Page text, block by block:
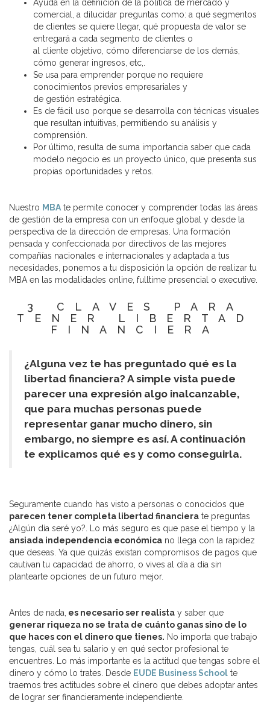
Ayuda en la definición de la política de mercado y
comercial, a dilucidar preguntas como: a qué segmentos
de clientes se quiere llegar, qué propuesta de valor se
entregará a cada segmento de clientes o
al cliente objetivo, cómo diferenciarse de los demás,
cómo generar ingresos, etc,.
Se usa para emprender porque no requiere
conocimientos previos empresariales y
de gestión estratégica.
Es de fácil uso porque se desarrolla con técnicas visuales
que resultan intuitivas, permitiendo su análisis y
comprensión.
Por último, resulta de suma importancia saber que cada
modelo negocio es un proyecto único, que presenta sus
propias oportunidades y retos.
Nuestro MBA te permite conocer y comprender todas las áreas
de gestión de la empresa con un enfoque global y desde la
perspectiva de la dirección de empresas. Una formación
pensada y confeccionada por directivos de las mejores
compañías nacionales e internacionales y adaptada a tus
necesidades, ponemos a tu disposición la opción de realizar tu
MBA en las modalidades online, fulltime presencial o executive.
3 CLAVES PARA
TENER LIBERTAD
FINANCIERA
¿Alguna vez te has preguntado qué es la
libertad financiera? A simple vista puede
parecer una expresión algo inalcanzable,
que para muchas personas puede
representar ganar mucho dinero, sin
embargo, no siempre es así. A continuación
te explicamos qué es y como conseguirla.
Seguramente cuando has visto a personas o conocidos que
parecen tener completa libertad financiera te preguntas
¿Algún día seré yo?. Lo más seguro es que pase el tiempo y la
ansiada independencia económica no llega con la rapidez
que deseas. Ya que quizás existan compromisos de pagos que
cautivan tu capacidad de ahorro, o vives al día a día sin
plantearte opciones de un futuro mejor.
Antes de nada, es necesario ser realista y saber que
generar riqueza no se trata de cuánto ganas sino de lo
que haces con el dinero que tienes. No importa que trabajo
tengas, cuál sea tu salario y en qué sector profesional te
encuentres. Lo más importante es la actitud que tengas sobre el
dinero y cómo lo trates. Desde EUDE Business School te
traemos tres actitudes sobre el dinero que debes adoptar antes
de lograr ser financieramente independiente.